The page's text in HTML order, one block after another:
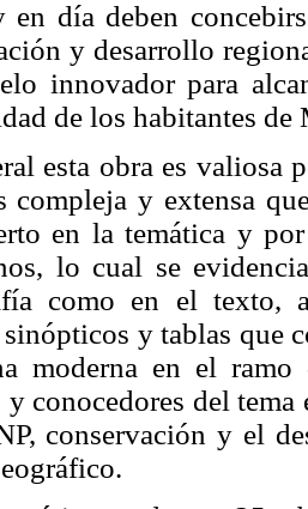
en día deben
y desarrollo
innovador para
de los habitantes de
esta obra es valiosa
compleja y extensa
en la temática y
lo cual se
como en el texto,
sinópticos y tablas que
moderna en el
conocedores del tema
conservación y el